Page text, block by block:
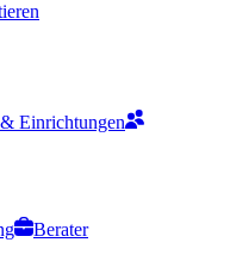
Einrichtungen
Berater